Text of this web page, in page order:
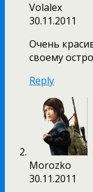
Volalex
30.11.2011
Очень
своему
Reply
Morozko
30.11.2011